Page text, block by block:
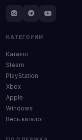
КАТЕГОРИИ
Каталог
Steam
PlayStation
Xbox
Apple
Windows
Весь каталог